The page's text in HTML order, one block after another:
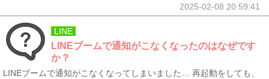
2025-02-08 20:59:41
LINE
LINEブームで通知がこなくなったのはなぜです
か？
LINEブームで通知がこなくなってしまいました… 再起動をしても、